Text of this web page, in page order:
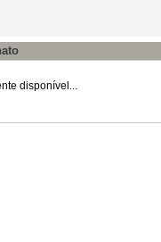
disponível...